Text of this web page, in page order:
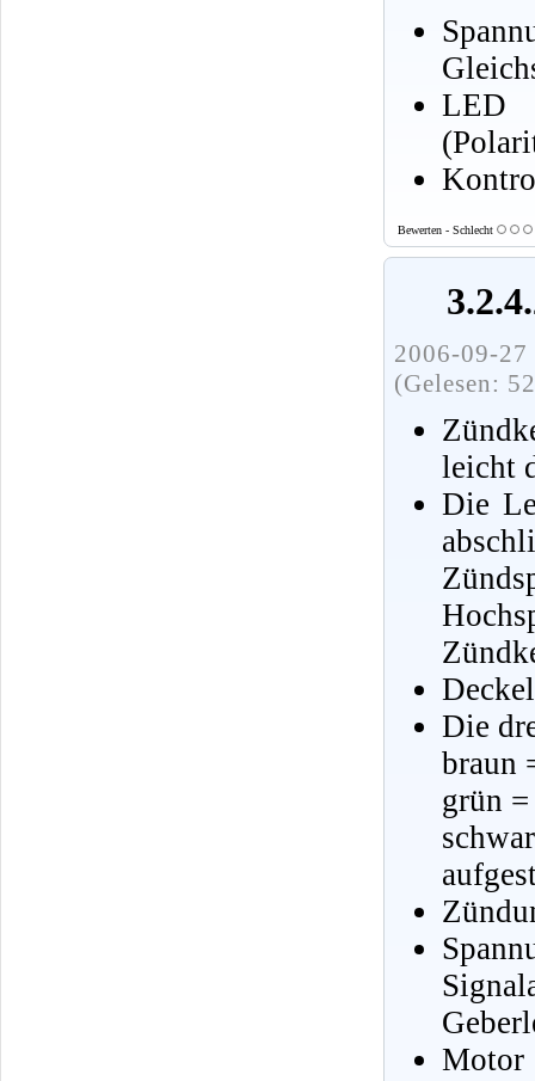
Bewerten - Schlecht
2006-09-
(Gelesen:
leicht
Die
Die
braun
grün
Motor